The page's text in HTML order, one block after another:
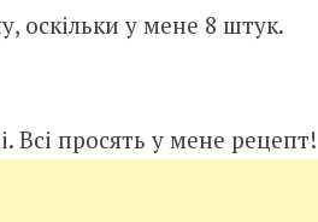
оскільки у мене 8 штук.